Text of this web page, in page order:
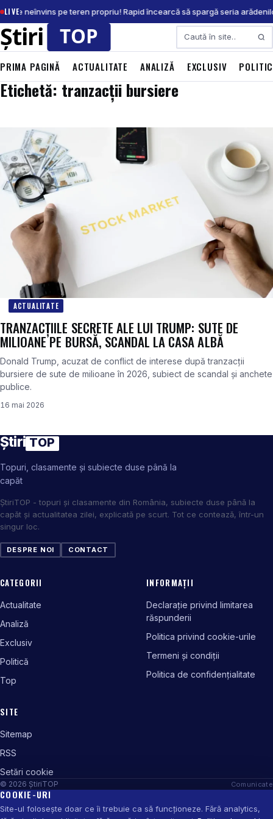
LIVEde neînvins pe teren propriu! Rapid încearcă să spargă seria
Caută
PRIMA PAGINĂ ACTUALITATE ANALIZĂ EXCLUSIV
Etichetă: tranzacții bursiere
ACTUALITATE
TRANZACȚIILE SECRETE ALE LUI TRUMP: SUTE DE
MILIOANE PE BURSĂ, SCANDAL LA CASA ALBĂ
Donald Trump, acuzat de conflict de interese după tranzacții
bursiere de sute de milioane în 2026, subiect de scandal și anchete
publice.
16 mai 2026
Știri TOP
Topuri, clasamente și subiecte duse până la
capăt
ȘtiriTOP - topuri și clasamente din România, subiecte duse până la
capăt și actualitatea zilei, explicată pe scurt. Tot ce contează, într-un
singur loc.
DESPRE NOI CONTACT
CATEGORII
Actualitate
Analiză
Exclusiv
Politică
Top
INFORMAȚII
Declarație privind limitarea
răspunderii
Politica privind cookie-urile
Termeni și condiții
Politica de confidențialitate
SITE
Sitemap
RSS
Setări cookie
© 2026 ȘtiriTOP Comunicate
COOKIE-URI
Site-ul folosește doar ce îi trebuie ca să funcționeze. Fără analytics,